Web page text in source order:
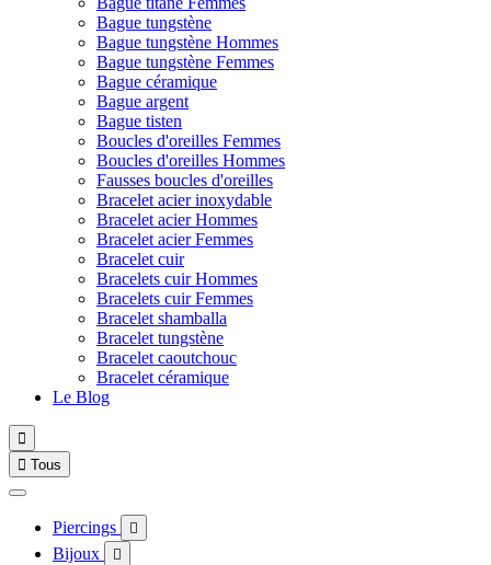
Bague tungstène
Bague tungstène Hommes
Bague tungstène Femmes
Bague céramique
Bague argent
Bague tisten
Boucles d'oreilles Femmes
Boucles d'oreilles Hommes
Fausses boucles d'oreilles
Bracelet acier inoxydable
Bracelet acier Hommes
Bracelet acier Femmes
Bracelet cuir
Bracelets cuir Hommes
Bracelets cuir Femmes
Bracelet shamballa
Bracelet tungstène
Bracelet caoutchouc
Bracelet céramique
Le Blog

 Tous
Piercings 
Bijoux 